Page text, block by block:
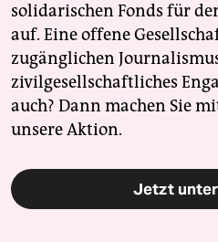
solidarischen Fonds für
auf. Eine offene
zugänglichen
zivilgesellschaftliches
auch? Dann machen Sie
unsere Aktion.
Jetzt